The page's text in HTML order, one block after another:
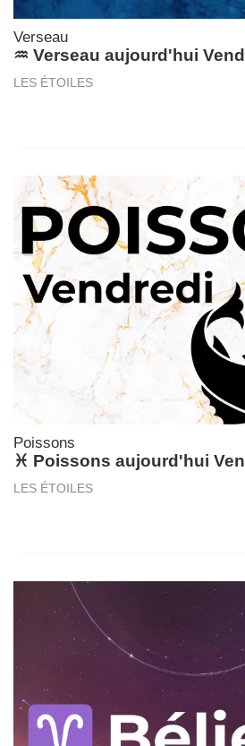
Verseau
♒ Verseau aujourd'hui
LES ÉTOILES
Poissons
♓ Poissons aujourd'hui
LES ÉTOILES